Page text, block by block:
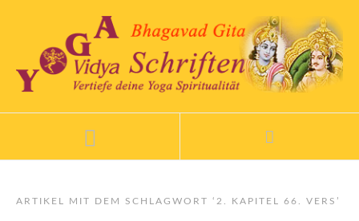
ARTIKEL MIT DEM SCHLAGWORT ‘ 2. KAPITEL 66. VERS ’